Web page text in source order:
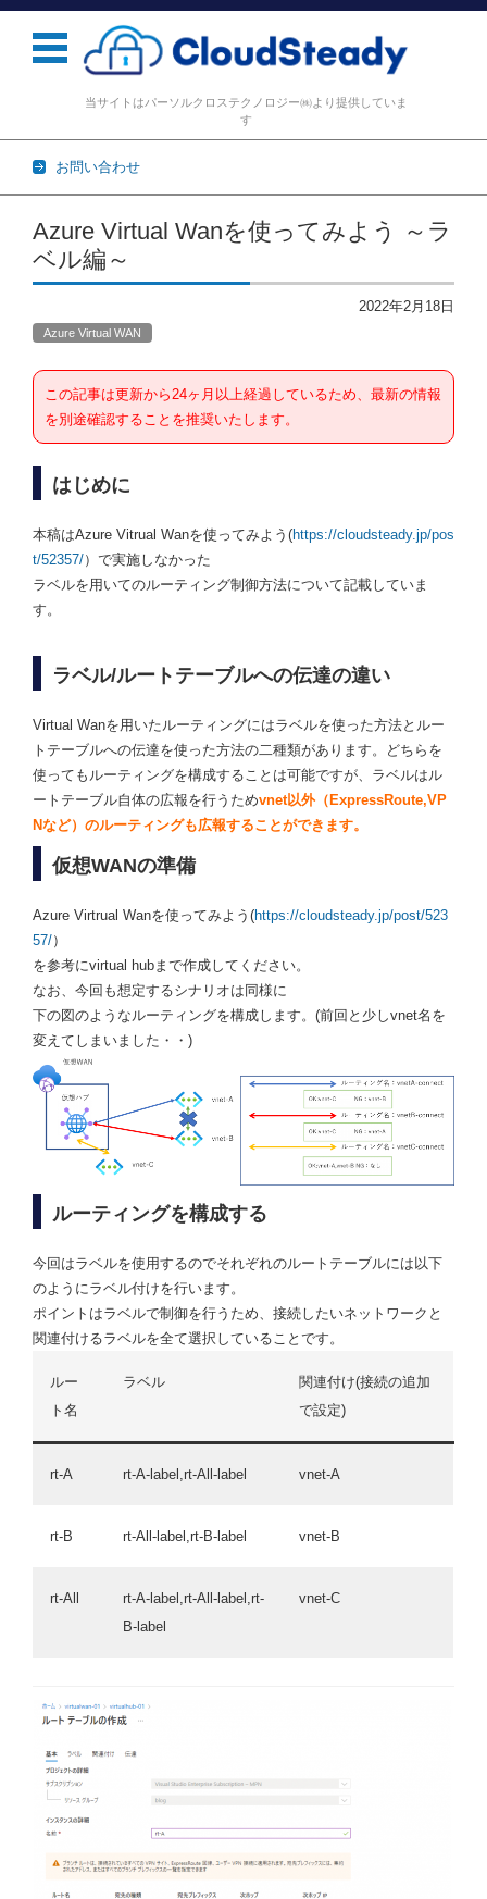
当サイトはパーソルクロステクノロジー㈱より提供していま
す
お問い合わせ
コンテンツに移動
Azure Virtual Wanを使ってみよう ～ラ
ベル編～
2022年2月18日
Azure Virtual WAN
この記事は更新から24ヶ月以上経過しているため、最新の情報
を別途確認することを推奨いたします。
はじめに
本稿はAzure Vitrual Wanを使ってみよう(https://cloudsteady.jp/pos
t/52357/）で実施しなかった
ラベルを用いてのルーティング制御方法について記載していま
す。
ラベル/ルートテーブルへの伝達の違い
Virtual Wanを用いたルーティングにはラベルを使った方法とルー
トテーブルへの伝達を使った方法の二種類があります。どちらを
使ってもルーティングを構成することは可能ですが、ラベルはル
ートテーブル自体の広報を行うためvnet以外（ExpressRoute,VP
Nなど）のルーティングも広報することができます。
仮想WANの準備
Azure Virtrual Wanを使ってみよう(https://cloudsteady.jp/post/523
57/）
を参考にvirtual hubまで作成してください。
なお、今回も想定するシナリオは同様に
下の図のようなルーティングを構成します。(前回と少しvnet名を
変えてしまいました・・)
ルーティングを構成する
今回はラベルを使用するのでそれぞれのルートテーブルには以下
のようにラベル付けを行います。
ポイントはラベルで制御を行うため、接続したいネットワークと
関連付けるラベルを全て選択していることです。
ルー
ト名
ラベル
関連付け(接続の追加
で設定)
rt-A rt-A-label,rt-All-label vnet-A
rt-B rt-All-label,rt-B-label vnet-B
rt-All
rt-A-label,rt-All-label,rt-
B-label
vnet-C